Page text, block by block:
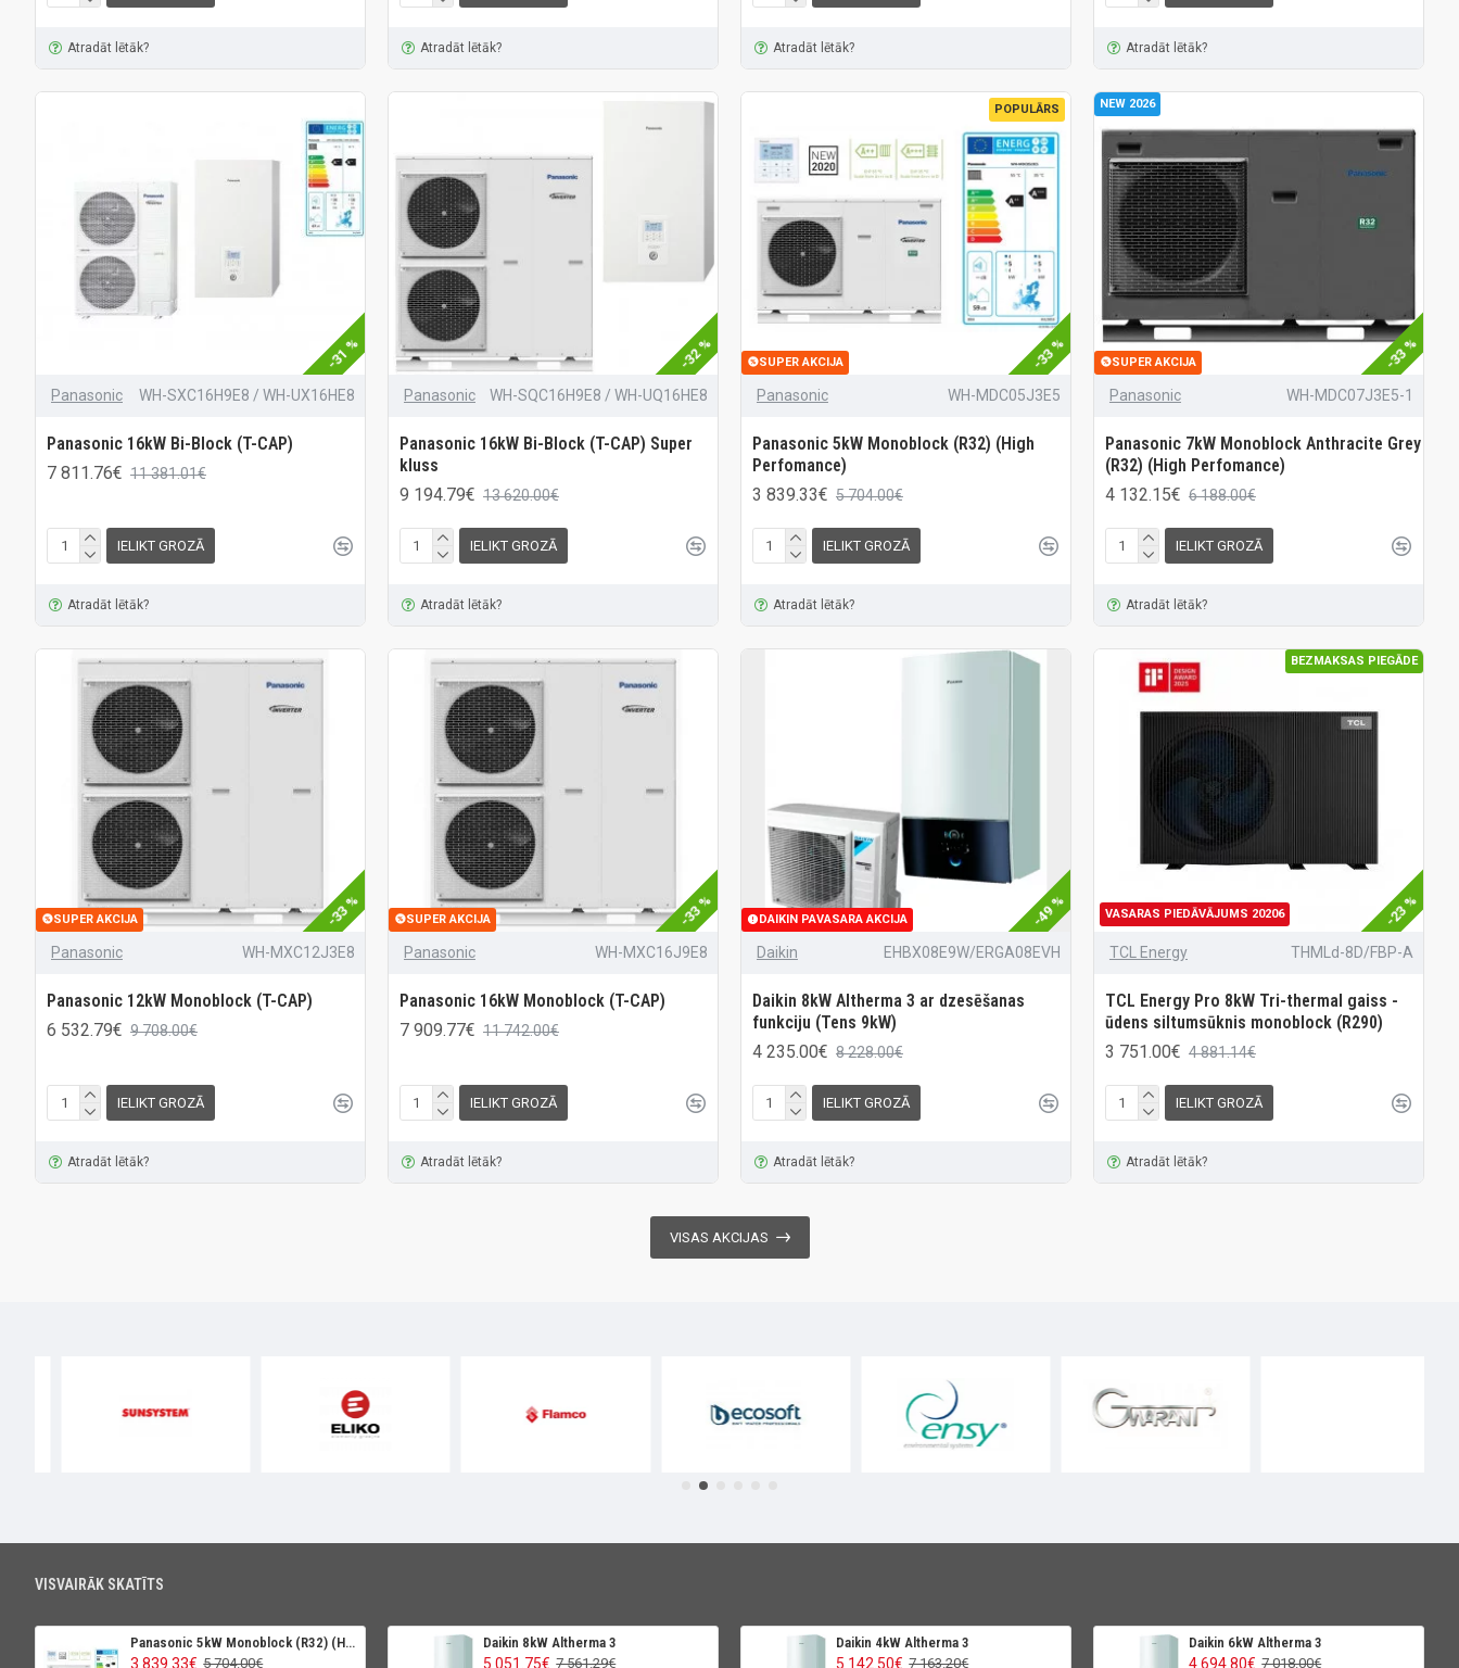
Atradāt lētāk? Atradāt lētāk? Atradāt lētāk? Atradāt lētāk?
-31 %
Panasonic WH-SXC16H9E8 / WH-UX16HE8
Panasonic 16kW Bi-Block (T-CAP)
7 811.76€ 11 381.01€
IELIKT GROZĀ
Atradāt lētāk?
-32 %
Panasonic WH-SQC16H9E8 / WH-UQ16HE8
Panasonic 16kW Bi-Block (T-CAP) Super
kluss
9 194.79€ 13 620.00€
IELIKT GROZĀ
Atradāt lētāk?
POPULĀRS
SUPER AKCIJA -33 %
Panasonic WH-MDC05J3E5
Panasonic 5kW Monoblock (R32) (High
Perfomance)
3 839.33€ 5 704.00€
IELIKT GROZĀ
Atradāt lētāk?
SUPER AKCIJA
NEW 2026
-33 %
Panasonic WH-MDC07J3E5-1
Panasonic 7kW Monoblock Anthracite Grey
(R32) (High Perfomance)
4 132.15€ 6 188.00€
IELIKT GROZĀ
Atradāt lētāk?
SUPER AKCIJA -33 %
Panasonic WH-MXC12J3E8
Panasonic 12kW Monoblock (T-CAP)
6 532.79€ 9 708.00€
IELIKT GROZĀ
Atradāt lētāk?
SUPER AKCIJA -33 %
Panasonic WH-MXC16J9E8
Panasonic 16kW Monoblock (T-CAP)
7 909.77€ 11 742.00€
IELIKT GROZĀ
Atradāt lētāk?
DAIKIN PAVASARA AKCIJA -49 %
Daikin EHBX08E9W/ERGA08EVH
Daikin 8kW Altherma 3 ar dzesēšanas
funkciju (Tens 9kW)
4 235.00€ 8 228.00€
IELIKT GROZĀ
Atradāt lētāk?
VASARAS PIEDĀVĀJUMS 20206
BEZMAKSAS PIEGĀDE
-23 %
TCL Energy THMLd-8D/FBP-A
TCL Energy Pro 8kW Tri-thermal gaiss -
ūdens siltumsūknis monoblock (R290)
3 751.00€ 4 881.14€
IELIKT GROZĀ
Atradāt lētāk?
VISAS AKCIJAS
VISVAIRĀK SKATĪTS
Panasonic 5kW Monoblock (R32) (High Perfomance)
3 839.33€ 5 704.00€
Daikin 8kW Altherma 3
5 051.75€ 7 561.29€
Daikin 4kW Altherma 3
5 142.50€ 7 163.20€
Daikin 6kW Altherma 3
4 694.80€ 7 018.00€